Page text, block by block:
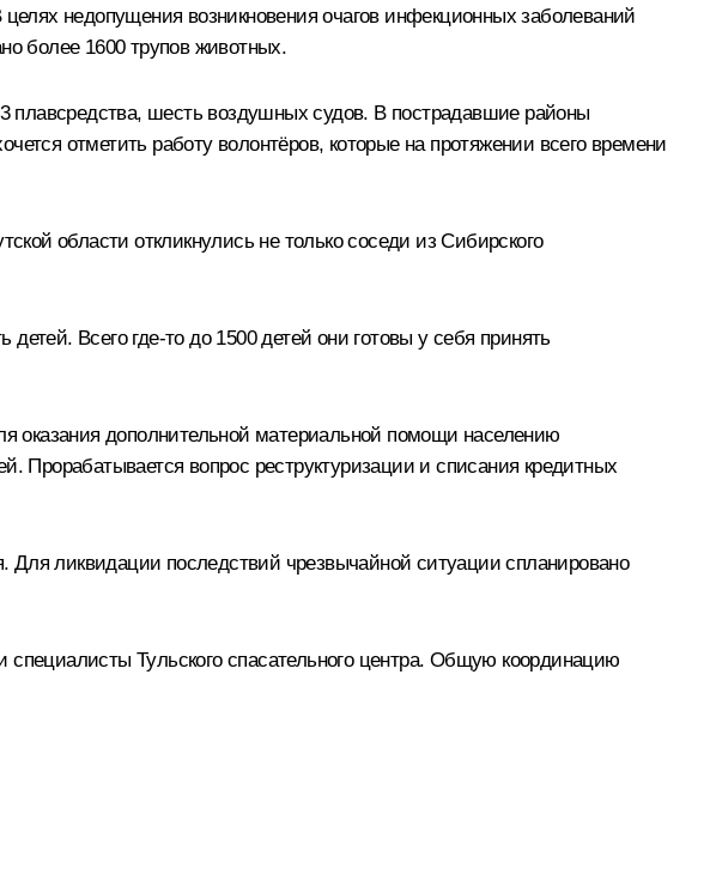
недопущения возникновения очагов инфекционных заболеваний
более 1600 трупов животных.
плавсредства, шесть воздушных судов. В пострадавшие районы
отметить работу волонтёров, которые на протяжении всего времени
области откликнулись не только соседи из Сибирского
Всего где‑то до 1500 детей они готовы у себя принять
оказания дополнительной материальной помощи населению
Прорабатывается вопрос реструктуризации и списания кредитных
ликвидации последствий чрезвычайной ситуации спланировано
Тульского спасательного центра. Общую координацию